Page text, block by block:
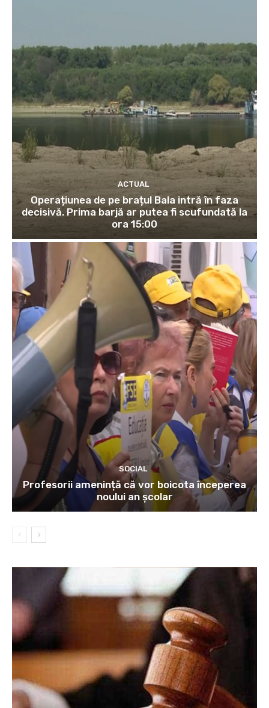
ACTUAL
Operațiunea de pe brațul Bala intră în faza
decisivă. Prima barjă ar putea fi scufundată la
ora 15:00
SOCIAL
Profesorii amenință că vor boicota începerea
noului an școlar